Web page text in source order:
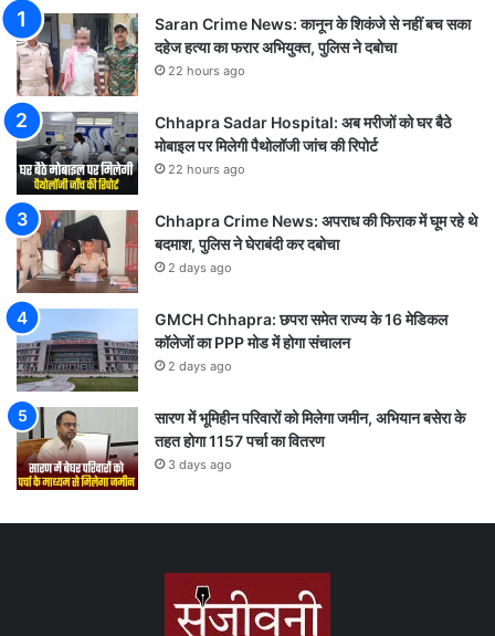
Saran Crime News: कानून के शिकंजे से नहीं बच सका
दहेज हत्या का फरार अभियुक्त, पुलिस ने दबोचा
22 hours ago
Chhapra Sadar Hospital: अब मरीजों को घर बैठे
मोबाइल पर मिलेगी पैथोलॉजी जांच की रिपोर्ट
22 hours ago
Chhapra Crime News: अपराध की फिराक में घूम रहे थे
बदमाश, पुलिस ने घेराबंदी कर दबोचा
2 days ago
GMCH Chhapra: छपरा समेत राज्य के 16 मेडिकल
कॉलेजों का PPP मोड में होगा संचालन
2 days ago
सारण में भूमिहीन परिवारों को मिलेगा जमीन, अभियान बसेरा के
तहत होगा 1157 पर्चा का वितरण
3 days ago